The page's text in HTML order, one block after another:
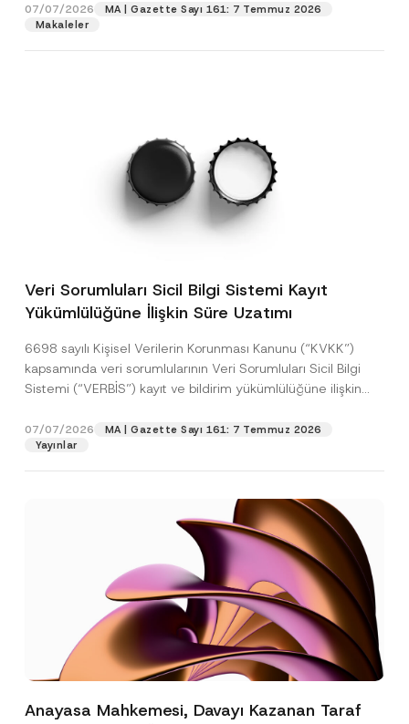
07/07/2026
MA | Gazette Sayı 161: 7 Temmuz 2026
Makaleler
Veri Sorumluları Sicil Bilgi Sistemi Kayıt
Yükümlülüğüne İlişkin Süre Uzatımı
6698 sayılı Kişisel Verilerin Korunması Kanunu (“KVKK”)
kapsamında veri sorumlularının Veri Sorumluları Sicil Bilgi
Sistemi (“VERBİS”) kayıt ve bildirim yükümlülüğüne ilişkin
07/07/2026
MA | Gazette Sayı 161: 7 Temmuz 2026
Yayınlar
Anayasa Mahkemesi, Davayı Kazanan Taraf